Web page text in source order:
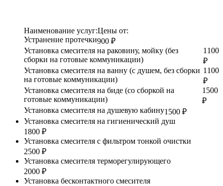
Наименование услуг:Цены от:
Устранение протечки900 ₽
Установка смесителя на раковину, мойку (без
сборки на готовые коммуникации)
1100
₽
Установка смесителя на ванну (с душем, без сборки
на готовые коммуникации)
1100
₽
Установка смесителя на биде (со сборкой на
готовые коммуникации)
1500
₽
Установка смесителя на душевую кабину1500 ₽
Установка смесителя на гигиенический душ
1800 ₽
Установка смесителя с фильтром тонкой очистки
2500 ₽
Установка смесителя терморегулирующего
2000 ₽
Установка бесконтактного смесителя